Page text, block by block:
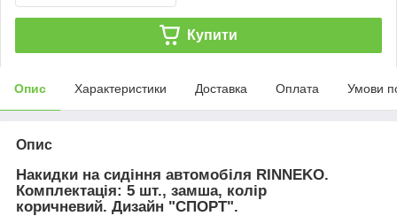
Купити
Опис Характеристики Доставка Оплата Умови
Опис
Накидки на сидіння автомобіля RINNEKO.
Комплектація: 5 шт., замша, колір
коричневий. Дизайн "СПОРТ".